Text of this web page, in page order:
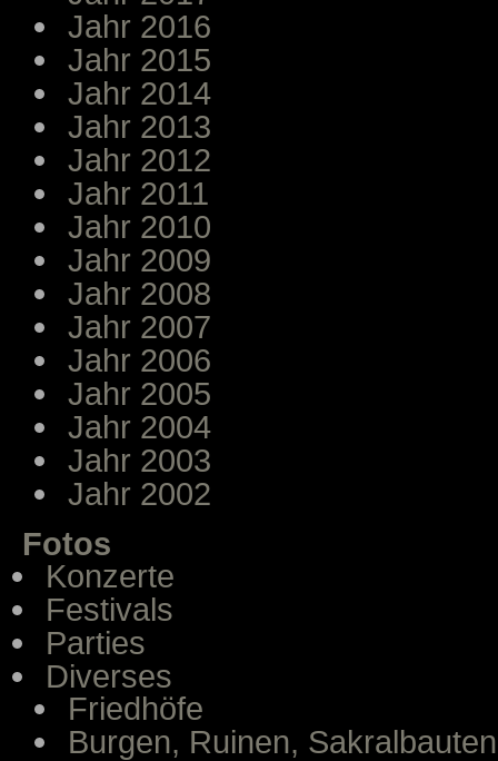
Jahr 2016
Jahr 2015
Jahr 2014
Jahr 2013
Jahr 2012
Jahr 2011
Jahr 2010
Jahr 2009
Jahr 2008
Jahr 2007
Jahr 2006
Jahr 2005
Jahr 2004
Jahr 2003
Jahr 2002
Fotos
Konzerte
Festivals
Parties
Diverses
Friedhöfe
Burgen, Ruinen, Sakralbauten